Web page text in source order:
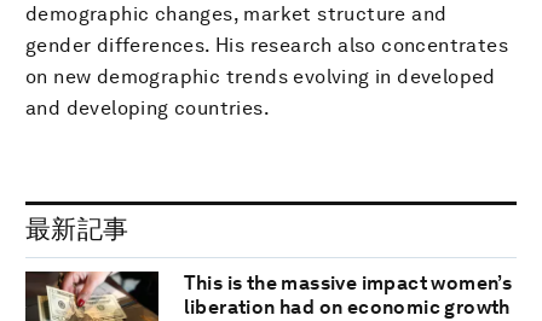
demographic changes, market structure and
gender differences. His research also concentrates
on new demographic trends evolving in developed
and developing countries.
最新記事
This is the massive impact women’s
liberation had on economic growth